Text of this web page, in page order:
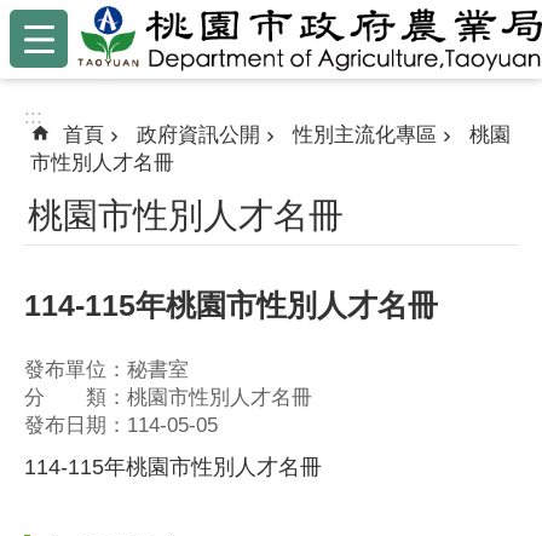
跳到主要內容區塊
:::
:::
首頁 政府資訊公開 性別主流化專區
桃園
市性別人才名冊
桃園市性別人才名冊
114-115年桃園市性別人才名冊
發布單位：秘書室
分 類：桃園市性別人才名冊
發布日期：114-05-05
114-115年桃園市性別人才名冊